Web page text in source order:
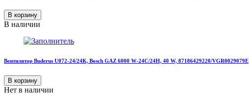
В корзину
В наличии
Вентилятор Buderus U072-24/24К, Bosch GAZ 6000 W-24C/24H, 40 W, 87186429220/VGR0029079Е
В корзину
Нет в наличии